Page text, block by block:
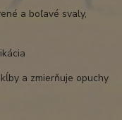
a boľavé svaly,
a zmierňuje opuchy